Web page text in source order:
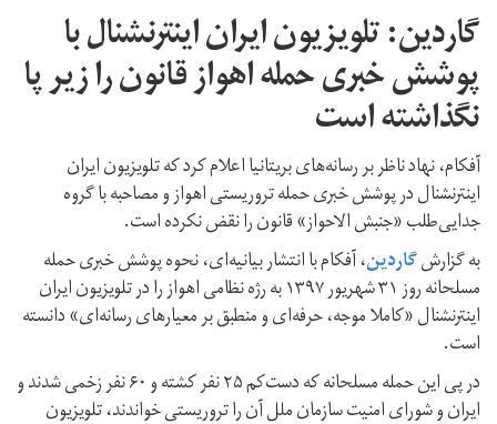
گاردین: تلویزیون ایران اینترنشنال با
پوشش خبری حمله اهواز قانون را زیر پا
نگذاشته است
آفکام، نهاد ناظر بر رسانه‌های بریتانیا اعلام کرد که تلویزیون ایران
اینترنشنال در پوشش خبری حمله تروریستی اهواز و مصاحبه با گروه
جدایی‌طلب «جنبش الاحواز» قانون را نقض نکرده است.
به گزارشگاردین، آفکام با انتشار بیانیه‌ای، نحوه پوشش خبری حمله
مسلحانه روز ۳۱ شهریور ۱۳۹۷ به رژه نظامی اهواز را در تلویزیون ایران
اینترنشنال «کاملا موجه، حرفه‌ای و منطبق بر معیارهای رسانه‌ای» دانسته
است.
در پی این حمله مسلحانه که دست‌کم ۲۵ نفر کشته و ۶۰ نفر زخمی شدند و
ایران و شورای امنیت سازمان ملل آن را تروریستی خواندند، تلویزیون